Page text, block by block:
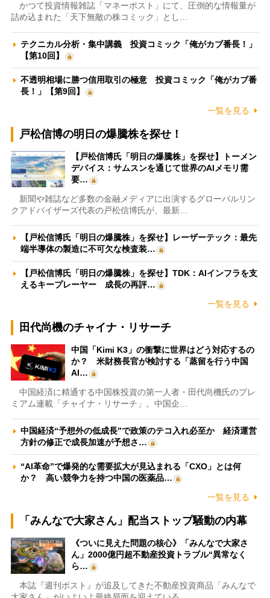
かつて投資情報雑誌「マネーポスト」にて、圧倒的な情報量が
詰め込まれた「天下無敵の株コミック」とし…
テクニカル分析・集中講義 投資コミック「俺がカブ番長！」
【第10回】
不透明相場に勝つ信用取引の極意 投資コミック「俺がカブ番
長！」【第9回】
一覧を見る
戸松信博の明日の爆騰株を探せ！
【戸松信博氏「明日の爆騰株」を探せ】トーメン
デバイス：サムスンを通じて世界のAIメモリ需
要…
新聞や雑誌など多数の金融メディアに出演するグローバルリン
クアドバイザーズ代表の戸松信博氏が、最新…
【戸松信博氏「明日の爆騰株」を探せ】レーザーテック：最先
端半導体の製造に不可欠な検査装…
【戸松信博氏「明日の爆騰株」を探せ】TDK：AIインフラを支
えるキープレーヤー 成長の再評…
一覧を見る
田代尚機のチャイナ・リサーチ
中国「Kimi K3」の衝撃に世界はどう対応するの
か？ 米財務長官が検討する「蒸留を行う中国
AI…
中国経済に精通する中国株投資の第一人者・田代尚機氏のプレ
ミアム連載「チャイナ・リサーチ」。中国企…
中国経済“予想外の低成長”で政策のテコ入れ必至か 経済運営
方針の修正で成長加速が予想さ…
“AI革命”で爆発的な需要拡大が見込まれる「CXO」とは何
か？ 高い競争力を持つ中国の医薬品…
一覧を見る
「みんなで大家さん」配当ストップ騒動の内幕
《ついに見えた問題の核心》「みんなで大家さ
ん」2000億円超不動産投資トラブル“異常なく
ら…
本誌『週刊ポスト』が追及してきた不動産投資商品「みんなで